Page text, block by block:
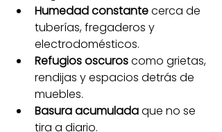
Humedad constante cerca de
tuberías, fregaderos y
electrodomésticos.
Refugios oscuros como grietas,
rendijas y espacios detrás de
muebles.
Basura acumulada que no se
tira a diario.